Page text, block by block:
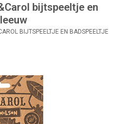
bijtspeeltje en
BIJTSPEELTJE EN BADSPEELTJE